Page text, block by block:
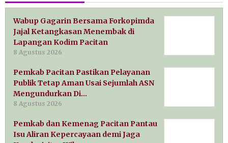
Wabup Gagarin Bersama Forkopimda
Jajal Ketangkasan Menembak di
Lapangan Kodim Pacitan
8 Agustus 2026
Pemkab Pacitan Pastikan Pelayanan
Publik Tetap Aman Usai Sejumlah ASN
Mengundurkan Di…
8 Agustus 2026
Pemkab dan Kemenag Pacitan Pantau
Isu Aliran Kepercayaan demi Jaga